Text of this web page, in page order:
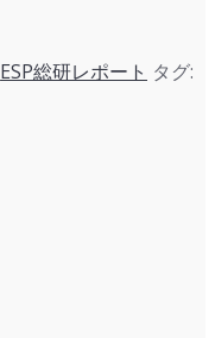
ESP総研レポート タグ: